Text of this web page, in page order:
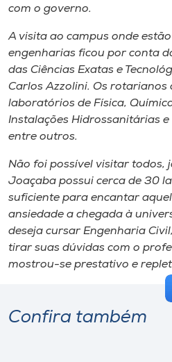
com o governo.
A visita ao campus onde
engenharias ficou por conta
das Ciências Exatas e
Carlos Azzolini. Os rotarianos
laboratórios de Física,
Instalações Hidrossanitárias e
entre outros.
Não foi possível visitar todos,
Joaçaba possui cerca de 30
suficiente para encantar
ansiedade a chegada à
deseja cursar Engenharia
tirar suas dúvidas com o
mostrou-se prestativo e
Confira também